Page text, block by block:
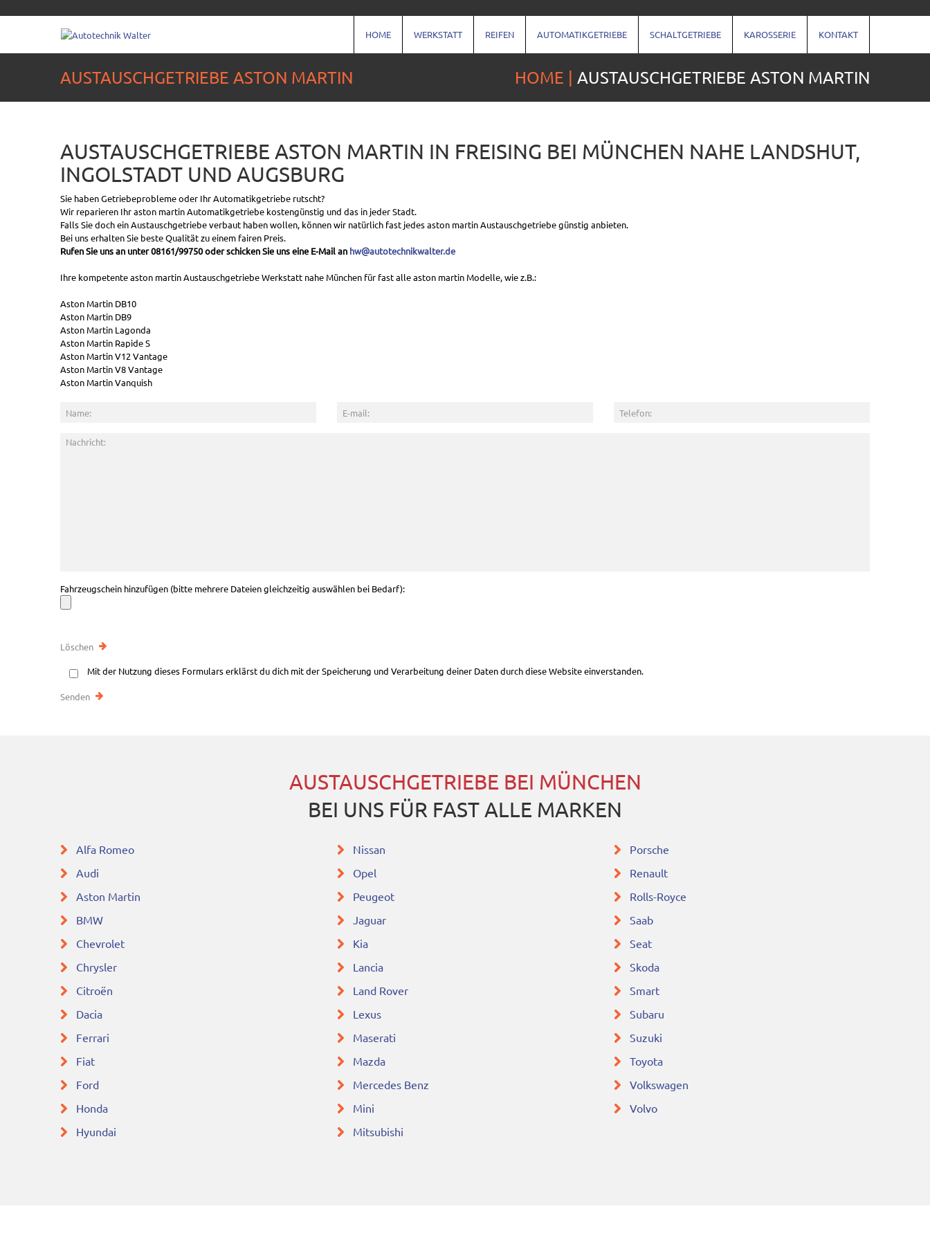
HOME WERKSTATT REIFEN AUTOMATIKGETRIEBE SCHALTGETRIEBE KAROSSERIE KONTAKT
AUSTAUSCHGETRIEBE ASTON MARTIN HOME AUSTAUSCHGETRIEBE ASTON MARTIN
AUSTAUSCHGETRIEBE ASTON MARTIN IN FREISING BEI MÜNCHEN NAHE LANDSHUT,
INGOLSTADT UND AUGSBURG
Sie haben Getriebeprobleme oder Ihr Automatikgetriebe rutscht?
Wir reparieren Ihr aston martin Automatikgetriebe kostengünstig und das in jeder Stadt.
Falls Sie doch ein Austauschgetriebe verbaut haben wollen, können wir natürlich fast jedes aston martin Austauschgetriebe günstig anbieten.
Bei uns erhalten Sie beste Qualität zu einem fairen Preis.
Rufen Sie uns an unter 08161/99750 oder schicken Sie uns eine E-Mail an hw@autotechnikwalter.de
Ihre kompetente aston martin Austauschgetriebe Werkstatt nahe München für fast alle aston martin Modelle, wie z.B.:
Aston Martin DB10
Aston Martin DB9
Aston Martin Lagonda
Aston Martin Rapide S
Aston Martin V12 Vantage
Aston Martin V8 Vantage
Aston Martin Vanquish
Fahrzeugschein hinzufügen (bitte mehrere Dateien gleichzeitig auswählen bei Bedarf):
Mit der Nutzung dieses Formulars erklärst du dich mit der Speicherung und Verarbeitung deiner Daten durch diese Website einverstanden.
AUSTAUSCHGETRIEBE BEI MÜNCHEN
BEI UNS FÜR FAST ALLE MARKEN
Alfa Romeo
Audi
Aston Martin
BMW
Chevrolet
Chrysler
Citroën
Dacia
Ferrari
Fiat
Ford
Honda
Hyundai
Nissan
Opel
Peugeot
Jaguar
Kia
Lancia
Land Rover
Lexus
Maserati
Mazda
Mercedes Benz
Mini
Mitsubishi
Porsche
Renault
Rolls-Royce
Saab
Seat
Skoda
Smart
Subaru
Suzuki
Toyota
Volkswagen
Volvo